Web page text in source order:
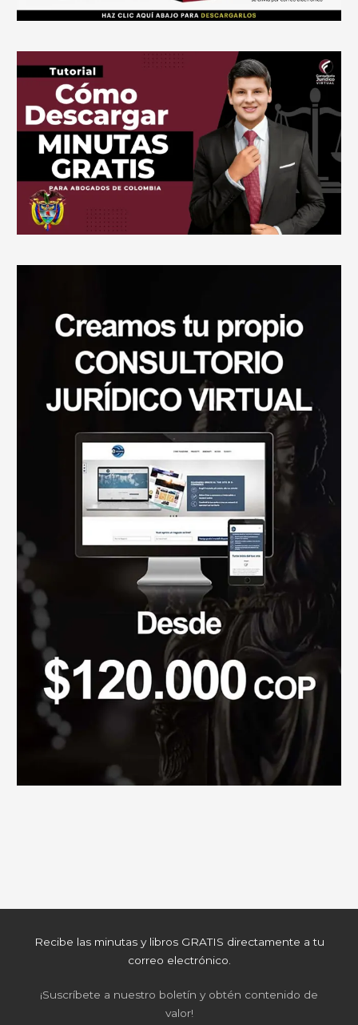
Recibe las minutas y libros GRATIS directamente a tu
correo electrónico.
¡Suscríbete a nuestro boletín y obtén contenido de
valor!